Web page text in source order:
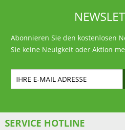
Abonnieren Sie den kostenlosen
Sie keine Neuigkeit oder Aktion
SERVICE HOTLINE